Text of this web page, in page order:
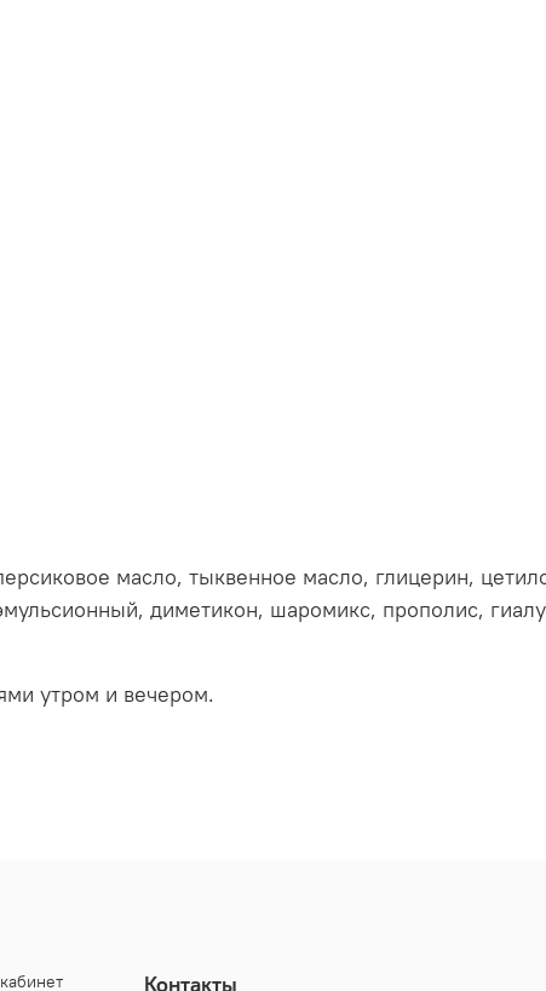
масло, тыквенное масло, глицерин,
диметикон, шаромикс, прополис,
утром и вечером.
Контакты